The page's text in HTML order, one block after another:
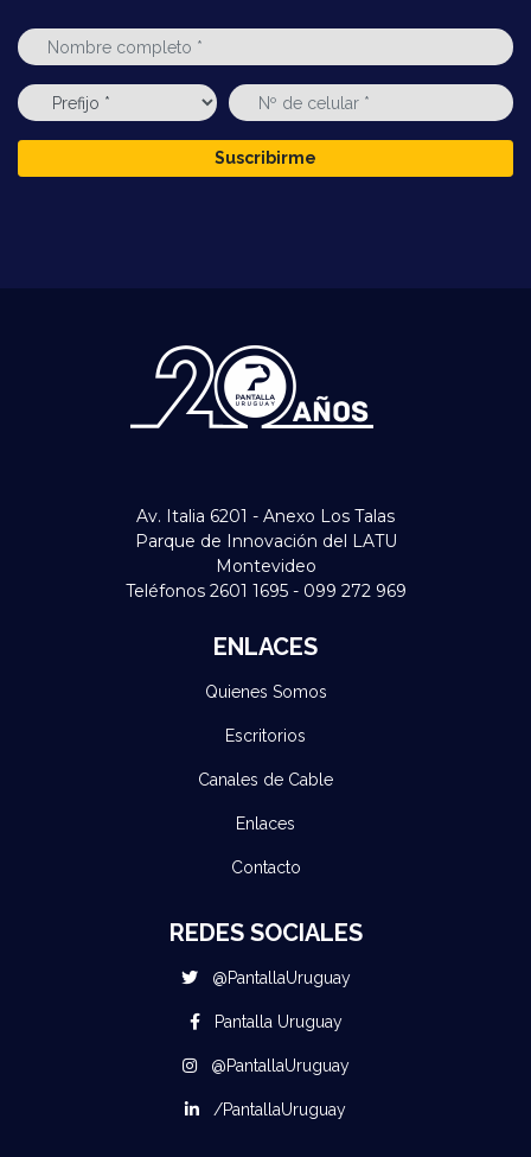
Suscribirme
Av. Italia 6201 - Anexo Los Talas
Parque de Innovación del LATU
Montevideo
Teléfonos 2601 1695 - 099 272 969
ENLACES
Quienes Somos
Escritorios
Canales de Cable
Enlaces
Contacto
REDES SOCIALES
@PantallaUruguay
Pantalla Uruguay
@PantallaUruguay
/PantallaUruguay